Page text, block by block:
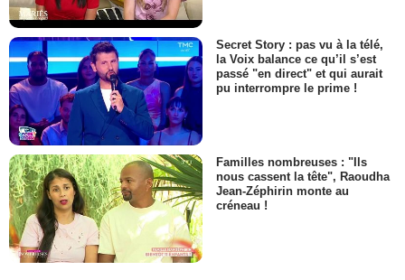
Secret Story : pas vu à la télé,
la Voix balance ce qu’il s’est
passé "en direct" et qui aurait
pu interrompre le prime !
Familles nombreuses : "Ils
nous cassent la tête", Raoudha
Jean-Zéphirin monte au
créneau !